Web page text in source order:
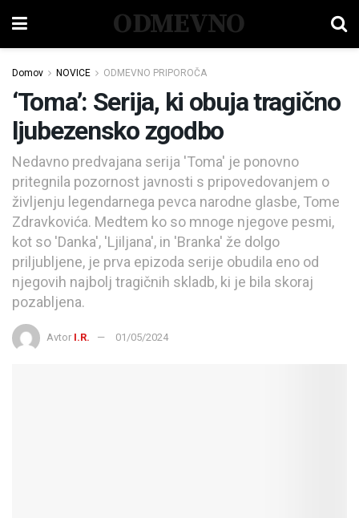
ODMEVNO
Domov NOVICE ODMEVNO PRIPOROČA
‘Toma’: Serija, ki obuja tragično
ljubezensko zgodbo
Nedavno predvajana serija 'Toma' je ponovno
pritegnila pozornost javnosti s pripovedovanjem o
življenju legendarnega pevca narodne glasbe, Tome
Zdravkovića. Medtem ko so mnoge njegove pesmi,
kot so 'Danka', 'Ljiljana', in 'Branka' že dolgo
priljubljene, je prva epizoda serije obudila eno od
njegovih najbolj tragičnih skladb, ki je bila skoraj
pozabljena.
Avtor I.R. 01/05/2024